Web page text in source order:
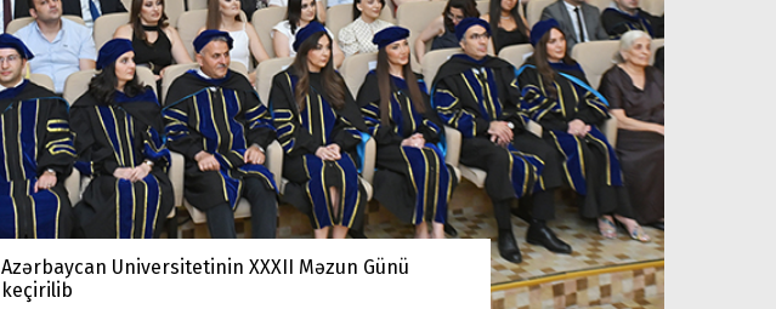
Azərbaycan Universitetinin XXXII Məzun Günü
keçirilib